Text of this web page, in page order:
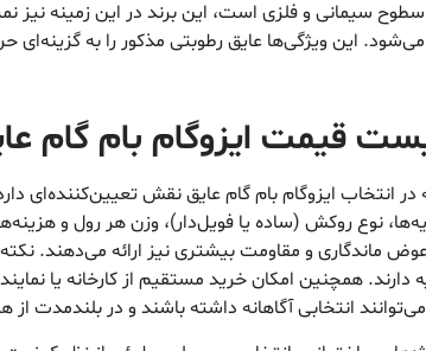
این ویژگی‌ها عایق رطوبتی مذکور را به گزینه‌ای
قیمت ایزوگام بام گام
در انتخاب ایزوگام بام گام عایق نقش
نوع روکش (ساده یا فویل‌دار)، وزن هر رول و
ماندگاری و مقاومت بیشتری نیز ارائه می‌دهند.
دارند. همچنین امکان خرید مستقیم از کارخانه یا
انتخابی آگاهانه داشته باشند و در بلندمدت از